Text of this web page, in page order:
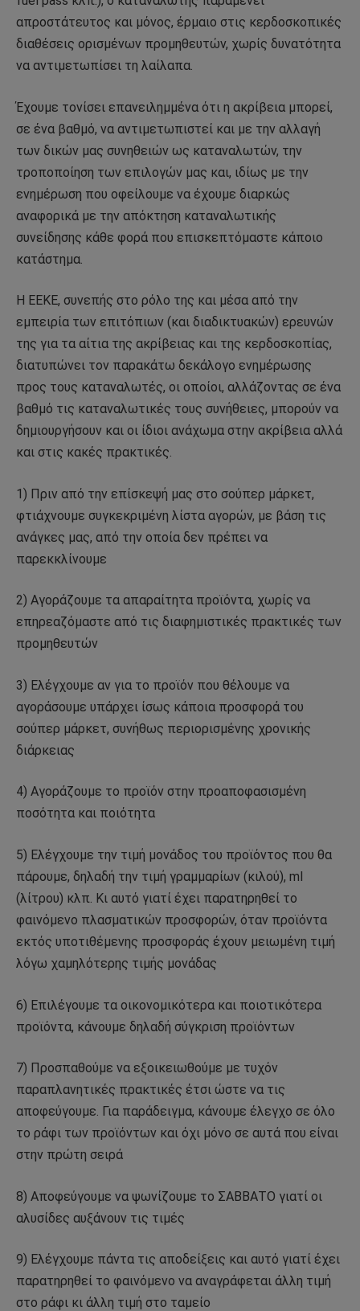
απροστάτευτος και μόνος, έρμαιο στις κερδοσκοπικές
διαθέσεις ορισμένων προμηθευτών, χωρίς δυνατότητα
να αντιμετωπίσει τη λαίλαπα.
Έχουμε τονίσει επανειλημμένα ότι η ακρίβεια μπορεί,
σε ένα βαθμό, να αντιμετωπιστεί και με την αλλαγή
των δικών μας συνηθειών ως καταναλωτών, την
τροποποίηση των επιλογών μας και, ιδίως με την
ενημέρωση που οφείλουμε να έχουμε διαρκώς
αναφορικά με την απόκτηση καταναλωτικής
συνείδησης κάθε φορά που επισκεπτόμαστε κάποιο
κατάστημα.
Η ΕΕΚΕ, συνεπής στο ρόλο της και μέσα από την
εμπειρία των επιτόπιων (και διαδικτυακών) ερευνών
της για τα αίτια της ακρίβειας και της κερδοσκοπίας,
διατυπώνει τον παρακάτω δεκάλογο ενημέρωσης
προς τους καταναλωτές, οι οποίοι, αλλάζοντας σε ένα
βαθμό τις καταναλωτικές τους συνήθειες, μπορούν να
δημιουργήσουν και οι ίδιοι ανάχωμα στην ακρίβεια αλλά
και στις κακές πρακτικές.
1) Πριν από την επίσκεψή μας στο σούπερ μάρκετ,
φτιάχνουμε συγκεκριμένη λίστα αγορών, με βάση τις
ανάγκες μας, από την οποία δεν πρέπει να
παρεκκλίνουμε
2) Αγοράζουμε τα απαραίτητα προϊόντα, χωρίς να
επηρεαζόμαστε από τις διαφημιστικές πρακτικές των
προμηθευτών
3) Ελέγχουμε αν για το προϊόν που θέλουμε να
αγοράσουμε υπάρχει ίσως κάποια προσφορά του
σούπερ μάρκετ, συνήθως περιορισμένης χρονικής
διάρκειας
4) Αγοράζουμε το προϊόν στην προαποφασισμένη
ποσότητα και ποιότητα
5) Ελέγχουμε την τιμή μονάδος του προϊόντος που θα
πάρουμε, δηλαδή την τιμή γραμμαρίων (κιλού), ml
(λίτρου) κλπ. Κι αυτό γιατί έχει παρατηρηθεί το
φαινόμενο πλασματικών προσφορών, όταν προϊόντα
εκτός υποτιθέμενης προσφοράς έχουν μειωμένη τιμή
λόγω χαμηλότερης τιμής μονάδας
6) Επιλέγουμε τα οικονομικότερα και ποιοτικότερα
προϊόντα, κάνουμε δηλαδή σύγκριση προϊόντων
7) Προσπαθούμε να εξοικειωθούμε με τυχόν
παραπλανητικές πρακτικές έτσι ώστε να τις
αποφεύγουμε. Για παράδειγμα, κάνουμε έλεγχο σε όλο
το ράφι των προϊόντων και όχι μόνο σε αυτά που είναι
στην πρώτη σειρά
8) Αποφεύγουμε να ψωνίζουμε το ΣΑΒΒΑΤΟ γιατί οι
αλυσίδες αυξάνουν τις τιμές
9) Ελέγχουμε πάντα τις αποδείξεις και αυτό γιατί έχει
παρατηρηθεί το φαινόμενο να αναγράφεται άλλη τιμή
στο ράφι κι άλλη τιμή στο ταμείο